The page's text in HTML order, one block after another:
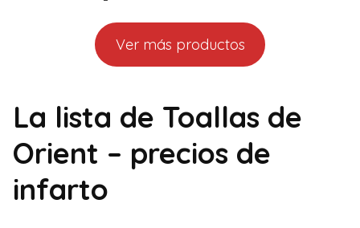
Ver más productos
La lista de Toallas de
Orient – precios de
infarto